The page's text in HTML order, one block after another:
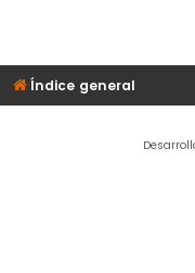
Índice general